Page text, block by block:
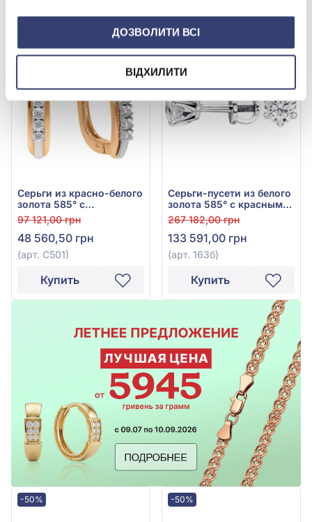
ДОЗВОЛИТИ ВСІ
ВІДХИЛИТИ
Купить Купить
-50%
Серьги из красно-белого
золота 585° с
бриллиантом 0,15ct, арт.
С501
97 121,00 грн
48 560,50 грн
(арт. С501)
Купить
-50%
Серьги-пусети из белого
золота 585° с красным
бриллиантом 1,005ct,
арт. 163б
267 182,00 грн
133 591,00 грн
(арт. 163б)
Купить
-50% -50%